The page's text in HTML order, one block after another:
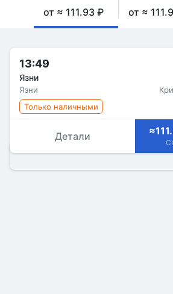
от ≈ 111.93 ₽ от ≈
13:49
Язни
Язни
Только наличными
Детали